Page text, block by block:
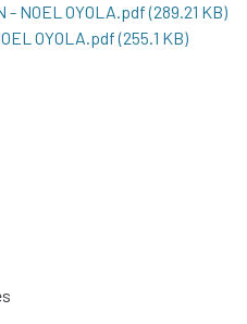
- NOEL OYOLA.pdf(289.21 KB)
OYOLA.pdf(255.1 KB)